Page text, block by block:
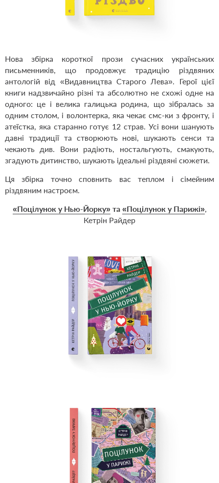
Нова збірка короткої прози сучасних українських
письменників, що продовжує традицію різдвяних
антологій від «Видавництва Старого Лева». Герої цієї
книги надзвичайно різні та абсолютно не схожі одне на
одного: це і велика галицька родина, що зібралась за
одним столом, і волонтерка, яка чекає смс-ки з фронту, і
атеїстка, яка старанно готує 12 страв. Усі вони шанують
давні традиції та створюють нові, шукають сенси та
чекають див. Вони радіють, ностальгують, смакують,
згадують дитинство, шукають ідеальні різдвяні сюжети.
Ця збірка точно сповнить вас теплом і сімейним
різдвяним настроєм.
«Поцілунок у Нью-Йорку»та «Поцілунок у Парижі»,
Кетрін Райдер